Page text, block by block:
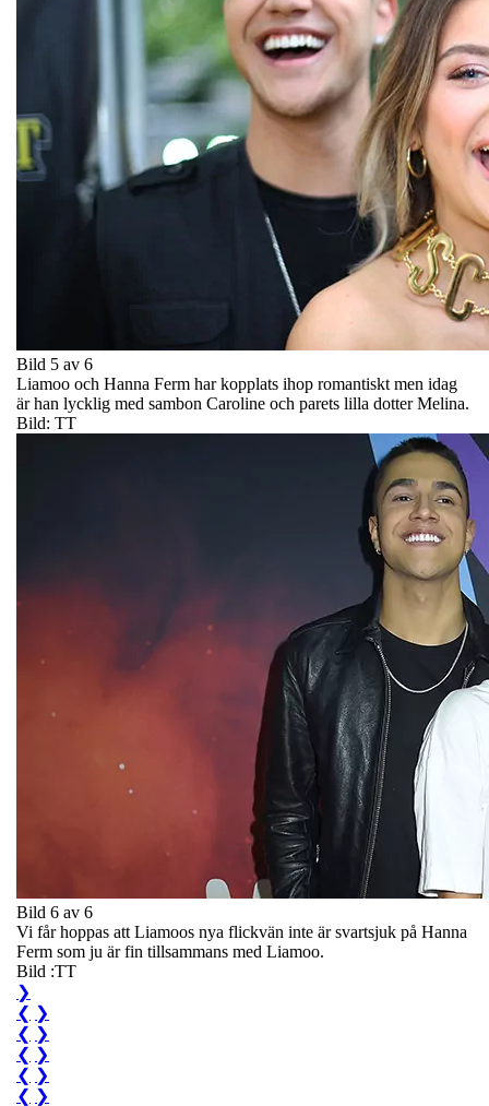
Bild 5 av 6
Liamoo och Hanna Ferm har kopplats ihop romantiskt men idag
är han lycklig med sambon Caroline och parets lilla dotter Melina.
Bild: TT
Bild 6 av 6
Vi får hoppas att Liamoos nya flickvän inte är svartsjuk på Hanna
Ferm som ju är fin tillsammans med Liamoo.
Bild :TT
❯
❮ ❯
❮ ❯
❮ ❯
❮ ❯
❮ ❯